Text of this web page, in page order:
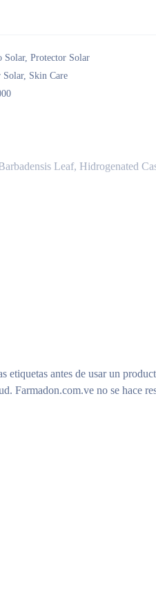
Solar,Protector Solar
Solar, Skin Care
Leaf, Hidrogenated
antes de usar un
Farmadon.com.ve no se hace